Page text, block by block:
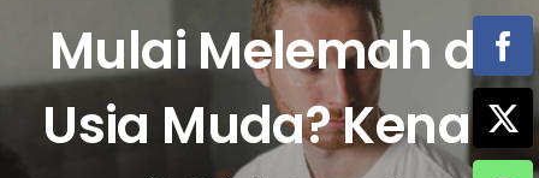
LAYANAN
FASILITAS
Mulai Melemah di
Usia Muda? Kenali